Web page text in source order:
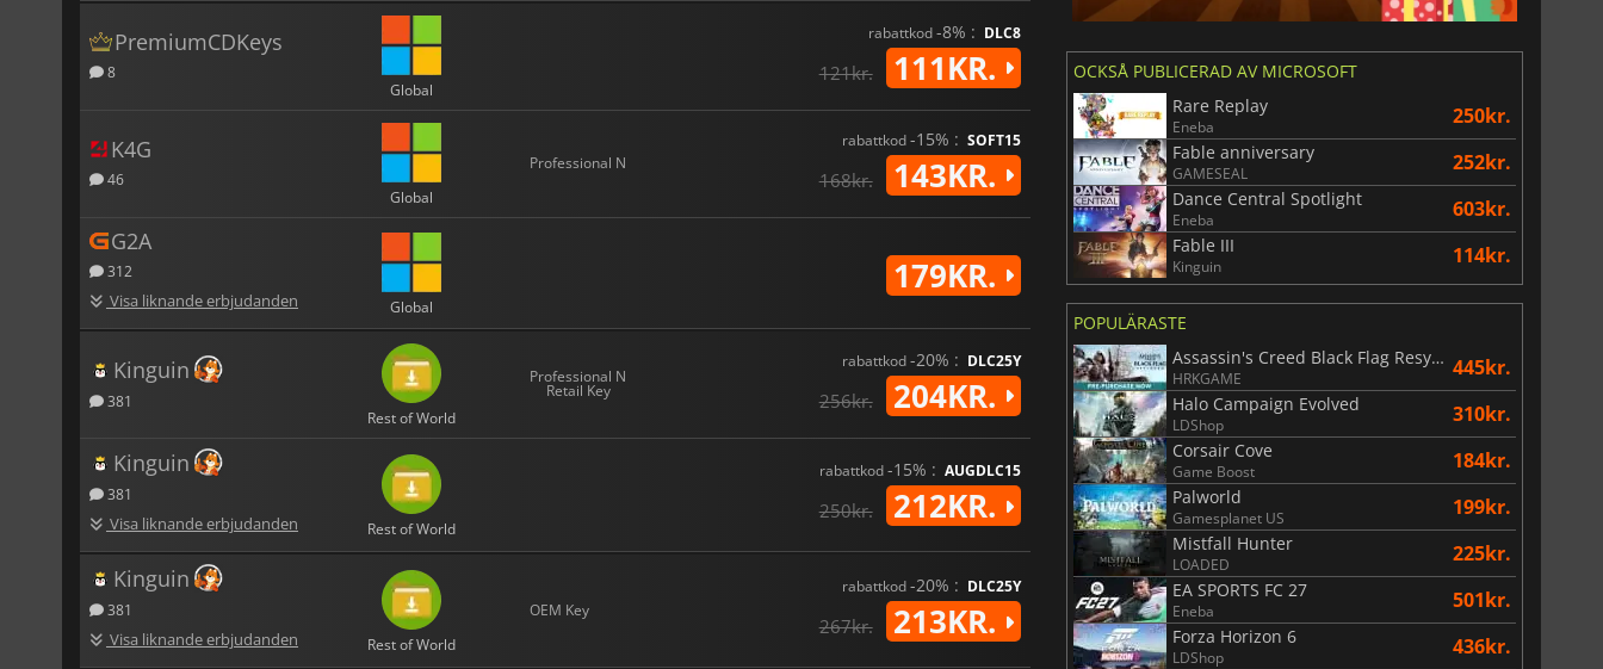
PremiumCDKeys
8
Global
rabattkod-8% : DLC8
121kr. 111KR.
K4G
46
Global
Professional N
rabattkod-15% : SOFT15
168kr. 143KR.
G2A
312
Visa liknande erbjudanden Global
179KR.
Kinguin
381
Rest of World
Professional N
Retail Key
rabattkod-20% : DLC25Y
256kr. 204KR.
Kinguin
381
Visa liknande erbjudanden Rest of World
rabattkod-15% : AUGDLC15
250kr. 212KR.
Kinguin
381
Visa liknande erbjudanden Rest of World
OEM Key
rabattkod-20% : DLC25Y
267kr. 213KR.
OCKSÅ PUBLICERAD AV MICROSOFT
Rare Replay
Eneba 250kr.
Fable anniversary
GAMESEAL 252kr.
Dance Central Spotlight
Eneba 603kr.
Fable III
Kinguin 114kr.
POPULÄRASTE
Assassin's Creed Black Flag Resynced
HRKGAME 445kr.
Halo Campaign Evolved
LDShop 310kr.
Corsair Cove
Game Boost 184kr.
Palworld
Gamesplanet US 199kr.
Mistfall Hunter
LOADED 225kr.
EA SPORTS FC 27
Eneba 501kr.
Forza Horizon 6
LDShop 436kr.